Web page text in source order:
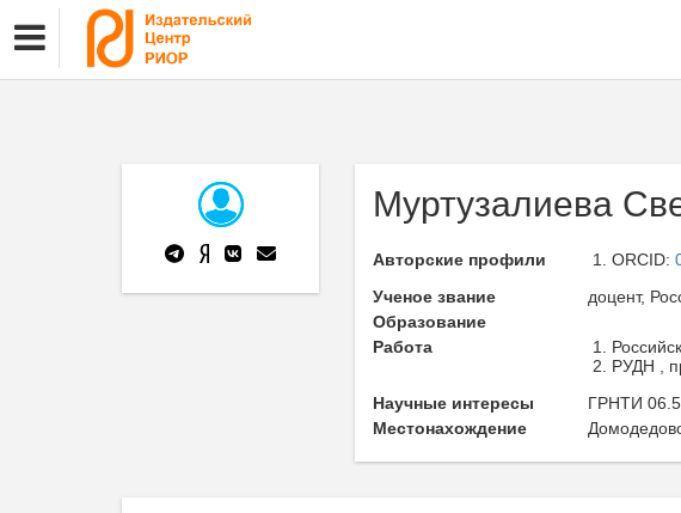
Муртузалиева
Авторские профили ORCID:
Ученое звание
доцент,
Образование
Работа
РУДН ,
Научные интересы
ГРНТИ
Местонахождение